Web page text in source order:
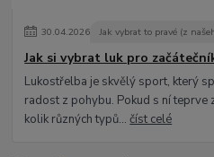
30.04.2026 Jak vybrat to pravé (z
Jak si vybrat luk pro
Lukostřelba je skvělý sport, který
radost z pohybu. Pokud s ní teprve
kolik různých typů...číst celé